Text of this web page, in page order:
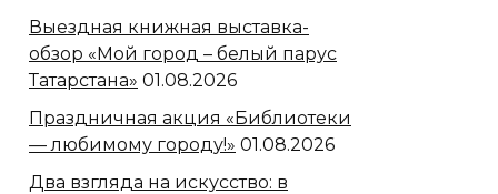
Выездная книжная выставка-
обзор «Мой город – белый парус
Татарстана» 01.08.2026
Праздничная акция «Библиотеки
— любимому городу!» 01.08.2026
Два взгляда на искусство: в